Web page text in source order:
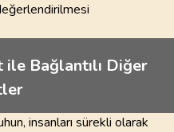
Bağlantılı Diğer
insanları sürekli olarak